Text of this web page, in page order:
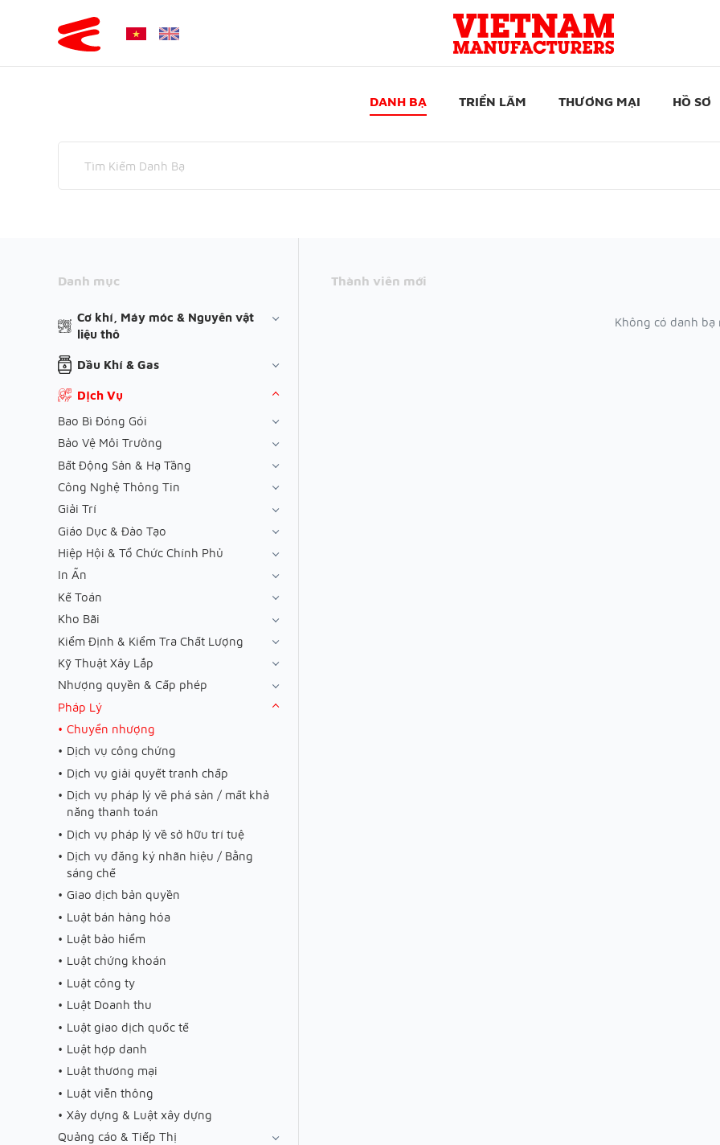
DANH BẠ TRIỂN LÃM THƯƠNG MẠI HỒ SƠ
Danh mục
Cơ khí, Máy móc & Nguyên vật
liệu thô
Dầu Khí & Gas
Dịch Vụ
Bao Bì Đóng Gói
Bảo Vệ Môi Trường
Bất Động Sản & Hạ Tầng
Công Nghệ Thông Tin
Giải Trí
Giáo Dục & Đào Tạo
Hiệp Hội & Tổ Chức Chính Phủ
In Ấn
Kế Toán
Kho Bãi
Kiểm Định & Kiểm Tra Chất Lượng
Kỹ Thuật Xây Lắp
Nhượng quyền & Cấp phép
Pháp Lý
Chuyển nhượng
Dịch vụ công chứng
Dịch vụ giải quyết tranh chấp
Dịch vụ pháp lý về phá sản / mất khả
năng thanh toán
Dịch vụ pháp lý về sở hữu trí tuệ
Dịch vụ đăng ký nhãn hiệu / Bằng
sáng chế
Giao dịch bản quyền
Luật bán hàng hóa
Luật bảo hiểm
Luật chứng khoán
Luật công ty
Luật Doanh thu
Luật giao dịch quốc tế
Luật hợp danh
Luật thương mại
Luật viễn thông
Xây dựng & Luật xây dựng
Quảng cáo & Tiếp Thị
Thành viên mới
Không có danh bạ